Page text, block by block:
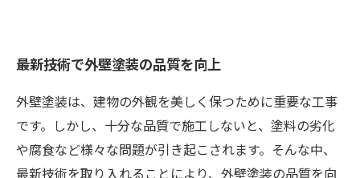
最新技術で外壁塗装の品質を向上
外壁塗装は、建物の外観を美しく保つために重要な工事
です。しかし、十分な品質で施工しないと、塗料の劣化
や腐食など様々な問題が引き起こされます。そんな中、
最新技術を取り入れることにより、外壁塗装の品質を向